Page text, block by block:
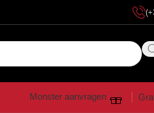
Monster aanvragen